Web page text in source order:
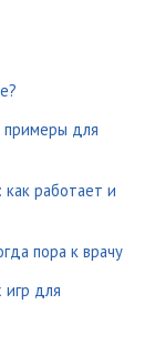
примеры для
работает и
пора к врачу
игр для